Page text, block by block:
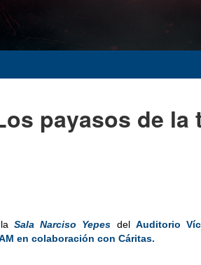
payasos de la
laSala Narciso Yepes del Auditorio
en colaboración con Cáritas.